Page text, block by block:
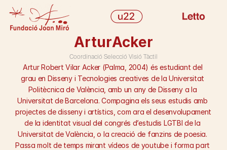
PROGRAMACIÓ
EQUIP
HISTÒRIC
BLOG
PRESS KIT
CONTACTE
info@u22.me
Select Language
ArturAcker
Coordinació Selecció Visió Tàctil
Artur Robert Vilar Acker (Palma, 2004) és estudiant del
grau en Disseny i Tecnologies creatives de la Universitat
Politècnica de València, amb un any de Disseny a la
Universitat de Barcelona. Compagina els seus estudis amb
projectes de disseny i artístics, com ara el desenvolupament
de la identitat visual del congrés d’estudis LGTBI de la
Universitat de València, o la creació de fanzins de poesia.
Passa molt de temps mirant vídeos de youtube i forma part